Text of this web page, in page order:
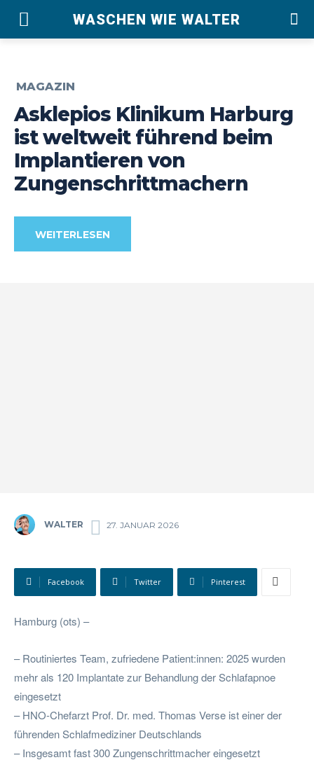
WASCHEN WIE WALTER
MAGAZIN
Asklepios Klinikum Harburg
ist weltweit führend beim
Implantieren von
Zungenschrittmachern
WEITERLESEN
WALTER 27. JANUAR 2026
Facebook Twitter Pinterest
Hamburg (ots) –
– Routiniertes Team, zufriedene Patient:innen: 2025 wurden
mehr als 120 Implantate zur Behandlung der Schlafapnoe
eingesetzt
– HNO-Chefarzt Prof. Dr. med. Thomas Verse ist einer der
führenden Schlafmediziner Deutschlands
– Insgesamt fast 300 Zungenschrittmacher eingesetzt